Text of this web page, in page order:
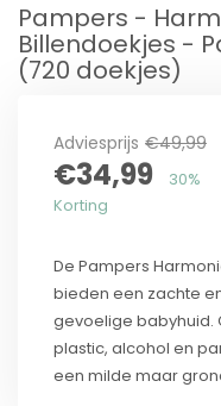
Pampers -
Billendoekjes -
(720 doekjes)
Adviesprijs €49,99
€34,99
30%
Korting
De Pampers
bieden een zachte
gevoelige babyhuid.
plastic, alcohol en
een milde maar